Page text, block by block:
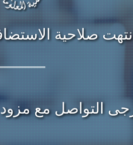
صلاحية
التواصل مع مزود